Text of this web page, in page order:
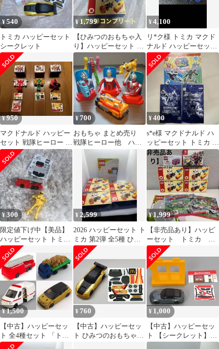
¥540
トミカ ハッピーセット
シークレット
¥ 1,799
【ひみつのおもちゃ入
り】ハッピーセット ト
ミカ 第2弾 全5種 コン
プリート
¥4,100
リ*ク様 トミカ マクド
ナルド ハッピーセッ
ト 第2弾 ひみつのお
もちゃ 未開封
¥950
マクドナルド ハッピー
セット 戦隊ヒーロー お
もちゃ 3種セット
¥700
おもちゃ まとめ売り
戦隊ヒーロー他 ハッ
ピーセット
¥400
s*e様 マクドナルド ハ
ッピーセット トミカ ジ
ョブレイバー シールブ
ック
¥300
限定値下げ中【美品】
ハッピーセット トミカ
消防車 ＋ セリア ダン
シングロボ
¥ 2,599
2026 ハッピーセット ト
ミカ 第2弾 全5種 ひみ
つ付 未使用
¥1,999
【非売品あり】ハッピ
ーセット トミカ 第
二弾 セミコンプリー
ト DVDつき
¥1,500
【中古】ハッピーセッ
ト 全4種セット 「トミ
カ 第1弾」 ハッピーセ
¥ 760
【中古】ハッピーセッ
ト ひみつのおもちゃ
¥ 1,000
【中古】ハッピーセッ
ト 【シークレット】ひ
みつのおもちゃ 「トミ